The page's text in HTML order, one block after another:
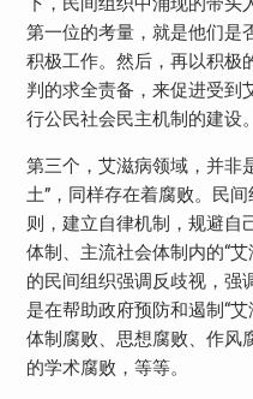
第一位的考量，就是他们是
积极工作。然后，再以积极
判的求全责备，来促进受到
行公民社会民主机制的建设。
第三个，艾滋病领域，并非
土”，同样存在着腐败。民
则，建立自律机制，规避自
体制、主流社会体制内的“
的民间组织强调反歧视，强
是在帮助政府预防和遏制“
体制腐败、思想腐败、作风
的学术腐败，等等。